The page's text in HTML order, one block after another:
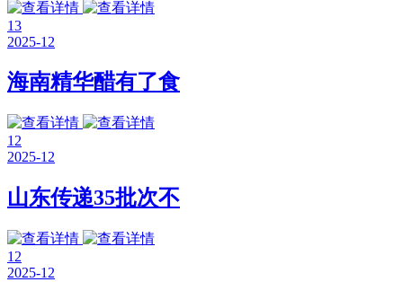
13
2025-12
海南精华醋有了食
12
2025-12
山东传递35批次不
12
2025-12